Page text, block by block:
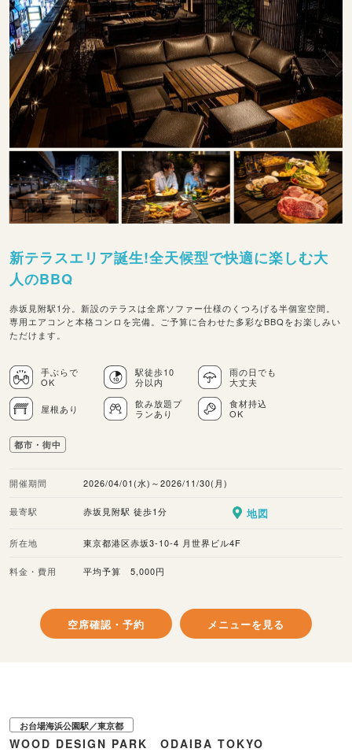
新テラスエリア誕生!全天候型で快適に楽しむ大
人のBBQ
赤坂見附駅1分。新設のテラスは全席ソファー仕様のくつろげる半個室空間。
専用エアコンと本格コンロを完備。ご予算に合わせた多彩なBBQをお楽しみい
ただけます。
手ぶらで
OK
駅徒歩10
分以内
雨の日でも
大丈夫
屋根あり
飲み放題プ
ランあり
食材持込
OK
都市・街中
開催期間 2026/04/01(水)～2026/11/30(月)
最寄駅 赤坂見附駅 徒歩1分 地図
所在地 東京都港区赤坂3-10-4 月世界ビル4F
料金・費用 平均予算 5,000円
空席確認・予約 メニューを見る
お台場海浜公園駅／東京都
WOOD DESIGN PARK ODAIBA TOKYO